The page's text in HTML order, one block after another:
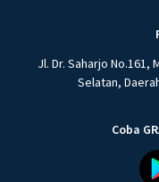
Jl. Dr. Saharjo
Selatan,
Coba